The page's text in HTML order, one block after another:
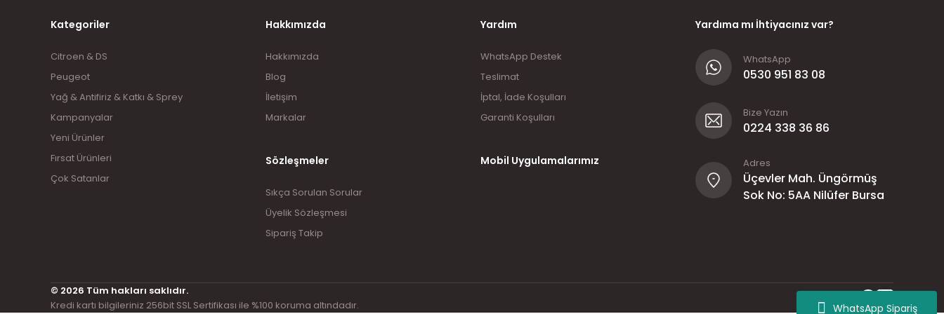
WhatsApp Sipariş
Kategoriler
Citroen & DS
Peugeot
Yağ & Antifiriz & Katkı & Sprey
Kampanyalar
Yeni Ürünler
Fırsat Ürünleri
Çok Satanlar
Hakkımızda
Hakkımızda
Blog
İletişim
Markalar
Sözleşmeler
Sıkça Sorulan Sorular
Üyelik Sözleşmesi
Sipariş Takip
Yardım
WhatsApp Destek
Teslimat
İptal, İade Koşulları
Garanti Koşulları
Mobil Uygulamalarımız
Yardıma mı İhtiyacınız var?
WhatsApp
0530 951 83 08
Bize Yazın
0224 338 36 86
Adres
Üçevler Mah. Üngörmüş
Sok No: 5AA Nilüfer Bursa
© 2026 Tüm hakları saklıdır.
Kredi kartı bilgileriniz 256bit SSL Sertifikası ile %100 koruma altındadır.